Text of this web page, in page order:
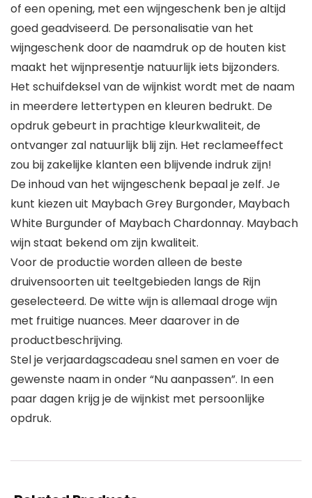
of een opening, met een wijngeschenk ben je altijd
goed geadviseerd. De personalisatie van het
wijngeschenk door de naamdruk op de houten kist
maakt het wijnpresentje natuurlijk iets bijzonders.
Het schuifdeksel van de wijnkist wordt met de naam
in meerdere lettertypen en kleuren bedrukt. De
opdruk gebeurt in prachtige kleurkwaliteit, de
ontvanger zal natuurlijk blij zijn. Het reclameeffect
zou bij zakelijke klanten een blijvende indruk zijn!
De inhoud van het wijngeschenk bepaal je zelf. Je
kunt kiezen uit Maybach Grey Burgonder, Maybach
White Burgunder of Maybach Chardonnay. Maybach
wijn staat bekend om zijn kwaliteit.
Voor de productie worden alleen de beste
druivensoorten uit teeltgebieden langs de Rijn
geselecteerd. De witte wijn is allemaal droge wijn
met fruitige nuances. Meer daarover in de
productbeschrijving.
Stel je verjaardagscadeau snel samen en voer de
gewenste naam in onder “Nu aanpassen”. In een
paar dagen krijg je de wijnkist met persoonlijke
opdruk.